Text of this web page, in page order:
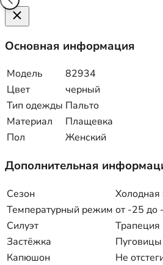
Основная информация
Модель
82934
Цвет
черный
Тип одежды Пальто
Материал
Плащевка
Пол
Женский
Дополнительная
Сезон
Холодная
Температурный режим от -25 до
Силуэт
Трапеция
Застёжка
Пуговицы
Капюшон
Не